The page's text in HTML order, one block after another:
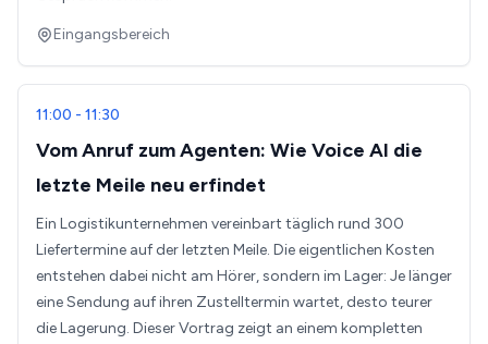
Eingangsbereich
11:00 - 11:30
Vom Anruf zum Agenten: Wie Voice AI die
letzte Meile neu erfindet
Ein Logistikunternehmen vereinbart täglich rund 300
Liefertermine auf der letzten Meile. Die eigentlichen Kosten
entstehen dabei nicht am Hörer, sondern im Lager: Je länger
eine Sendung auf ihren Zustelltermin wartet, desto teurer
die Lagerung. Dieser Vortrag zeigt an einem kompletten